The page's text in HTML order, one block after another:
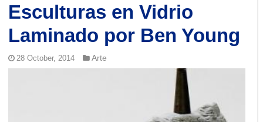
Esculturas en Vidrio
Laminado por Ben Young
28 October, 2014 Arte